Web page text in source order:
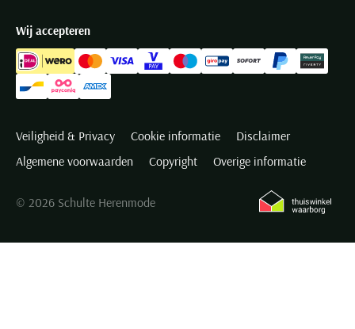
Wij accepteren
Veiligheid & Privacy Cookie informatie
Disclaimer
Algemene voorwaarden
Copyright Overige informatie
© 2026 Schulte Herenmode